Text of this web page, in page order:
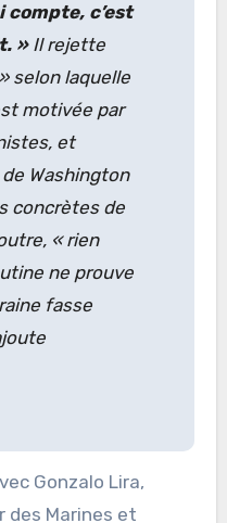
c’est
»Il rejette
selon laquelle
motivée par
et
Washington
concrètes de
« rien
ne prouve
fasse
Gonzalo Lira,
des Marines et